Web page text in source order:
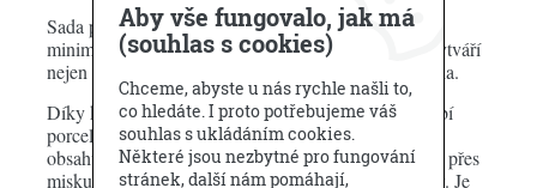
Sada pro dvě osoby z kolekceSushi Zenspojuje
minimalistický design s japonskou estetikou, čímž vytváří
nejen praktický, ale i vizuálně působivý zážitek z jídla.
Díky kombinacilesklých a matných povrchů působí
porcelán velmi elegantně a zároveň decentně. Sada
obsahuje vše potřebné k servírování sushi – od tácku přes
misku na omáčku až po speciální podstavec na hůlky. Je
Aby vše fungovalo, jak má
(souhlas s cookies)
Chceme, abyste u nás rychle našli to,
co hledáte. I proto potřebujeme váš
souhlas s ukládáním cookies.
Některé jsou nezbytné pro fungování
stránek, další nám pomáhají,